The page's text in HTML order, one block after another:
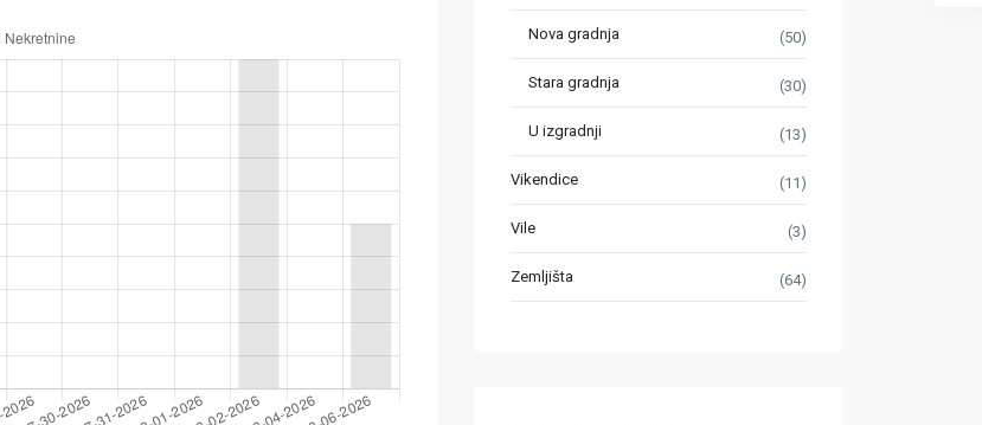
Nova gradnja (50)
Stara gradnja (30)
U izgradnji (13)
Vikendice (11)
Vile (3)
Zemljišta (64)